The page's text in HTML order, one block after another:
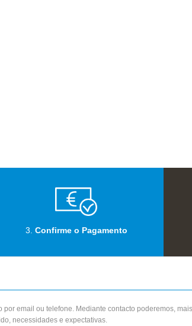
3. Confirme o Pagamento
email ou telefone. Mediante contacto poderemos,
necessidades e expectativas.